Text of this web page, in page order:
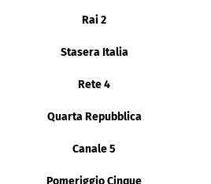
Rai 2
Stasera Italia
Rete 4
Quarta Repubblica
Canale 5